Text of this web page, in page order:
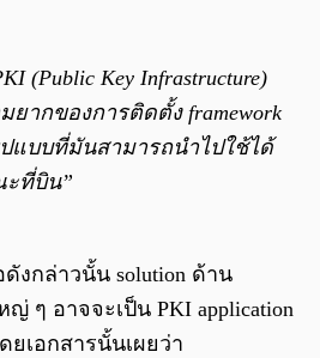
(Public Key Infrastructure)
ากของการติดตั้ง framework
ปแบบที่มันสามารถนำไปใช้ได้
ะที่บิน”
งกล่าวนั้น solution ด้าน
ญ่ ๆ อาจจะเป็น PKI application
ยเอกสารนั้นเผยว่า